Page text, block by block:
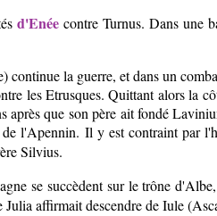
d'Enéecontre Turnus. Dans une
continue la guerre, et dans un
les Etrusques. Quittant alors la
après que son père ait fondé
de l'Apennin. Il y est contraint par
Silvius.
se succèdent sur le trône
Julia affirmait descendre de Iule